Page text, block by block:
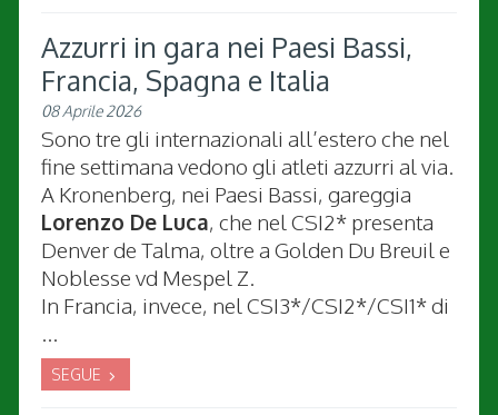
Azzurri in gara nei Paesi Bassi,
Francia, Spagna e Italia
08 Aprile 2026
Sono tre gli internazionali all’estero che nel
fine settimana vedono gli atleti azzurri al via.
A Kronenberg, nei Paesi Bassi, gareggia
Lorenzo De Luca, che nel CSI2* presenta
Denver de Talma, oltre a Golden Du Breuil e
Noblesse vd Mespel Z.
In Francia, invece, nel CSI3*/CSI2*/CSI1* di
...
SEGUE